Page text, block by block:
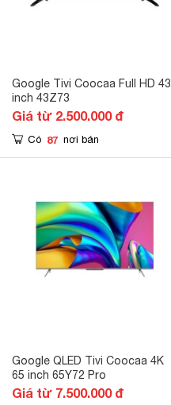
Google Tivi Coocaa Full HD 43
inch 43Z73
Giá từ 2.500.000 đ
Có 87 nơi bán
Google QLED Tivi Coocaa 4K
65 inch 65Y72 Pro
Giá từ 7.500.000 đ